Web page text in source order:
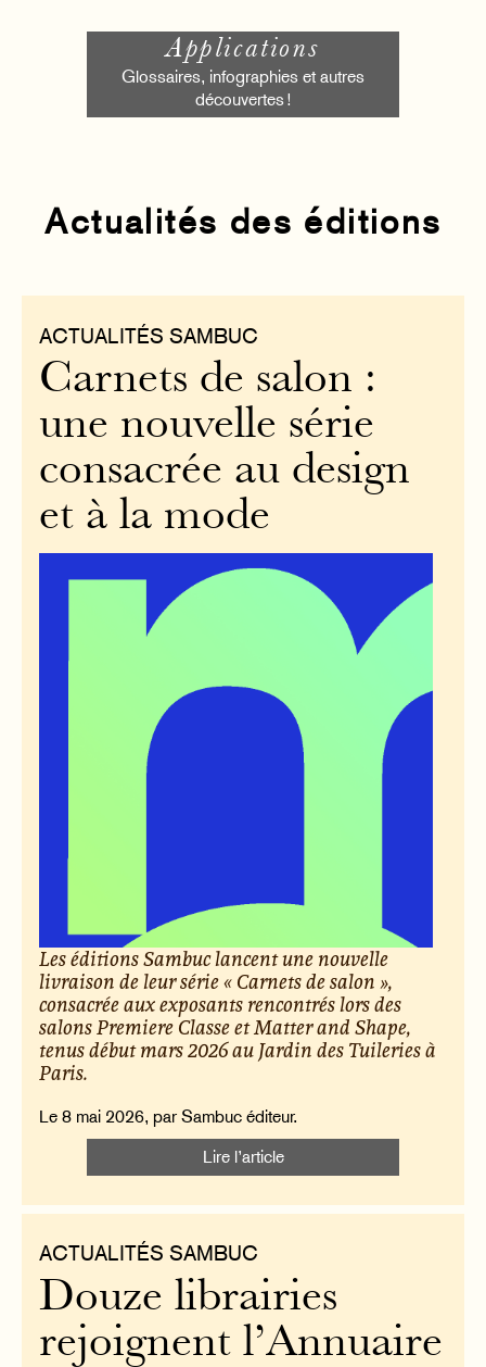
Applications
Glossaires, infographies et autres
découvertes !
Actualités des éditions
ACTUALITÉS SAMBUC
Carnets de salon :
une nouvelle série
consacrée au design
et à la mode
Les éditions Sambuc lancent une nouvelle
livraison de leur série « Carnets de salon »,
consacrée aux exposants rencontrés lors des
salons Premiere Classe et Matter and Shape,
tenus début mars 2026 au Jardin des Tuileries à
Paris.
Le 8 mai 2026, par Sambuc éditeur.
Lire l’article
ACTUALITÉS SAMBUC
Douze librairies
rejoignent l’Annuaire